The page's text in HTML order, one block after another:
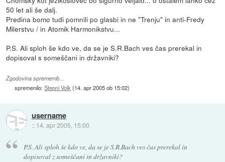
50 let ali še dalj.
Predina bomo tudi pomnili po glasbi in ne "Trenju" in anti-Fredy
Milerstvu / in Atomik Harmonikstvu...
P.S. Ali sploh še kdo ve, da se je S.R.Bach ves čas prerekal in
dopisoval s someščani in državniki?
Zgodovina sprememb…
spremenilo:Stepni Volk(14. apr 2005 ob 15:02)
username
:: 14. apr 2005, 15:00
P.S. Ali sploh še kdo ve, da se je S.R.Bach ves čas prerekal in
dopisoval z someščani in državniki?